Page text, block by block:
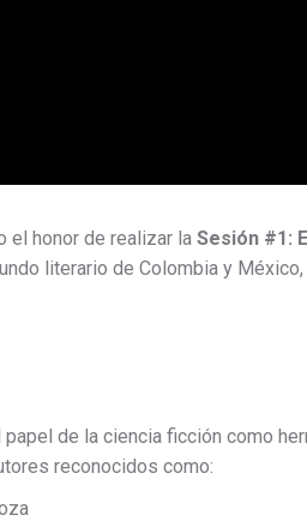
el honor de realizar la Sesión #1:
literario de Colombia y
de la ciencia ficción como
reconocidos como: